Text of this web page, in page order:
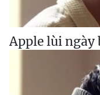
Apple lùi ngày